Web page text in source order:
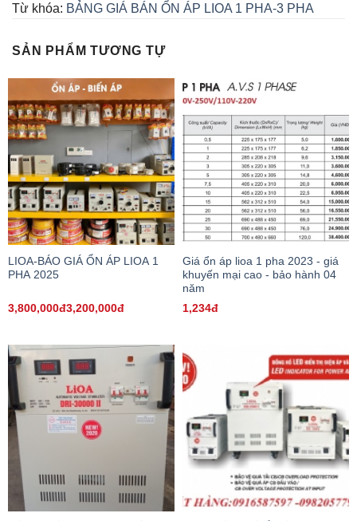
Từ khóa: BẢNG GIÁ BÁN ỔN ÁP LIOA 1 PHA-3 PHA
SẢN PHẨM TƯƠNG TỰ
LIOA-BÁO GIÁ ỔN ÁP LIOA 1
PHA 2025
3,800,000đ3,200,000đ
Giá ổn áp lioa 1 pha 2023 - giá
khuyến mại cao - bảo hành 04
năm
1,234đ